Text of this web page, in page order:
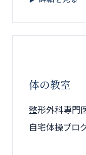
体の教室
整形外科専門
自宅体操プロ